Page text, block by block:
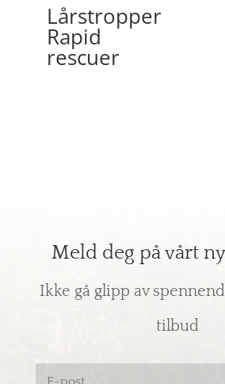
Lårstropper
Rapid
rescuer
Meld deg på vårt
Ikke gå glipp av
tilbud